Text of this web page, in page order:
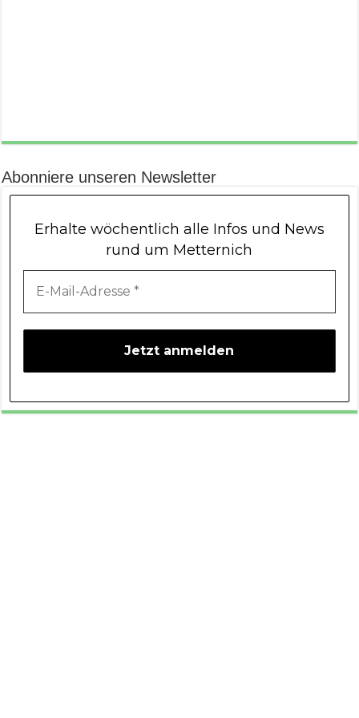
Abonniere unseren Newsletter
Erhalte wöchentlich alle Infos und News
rund um Metternich